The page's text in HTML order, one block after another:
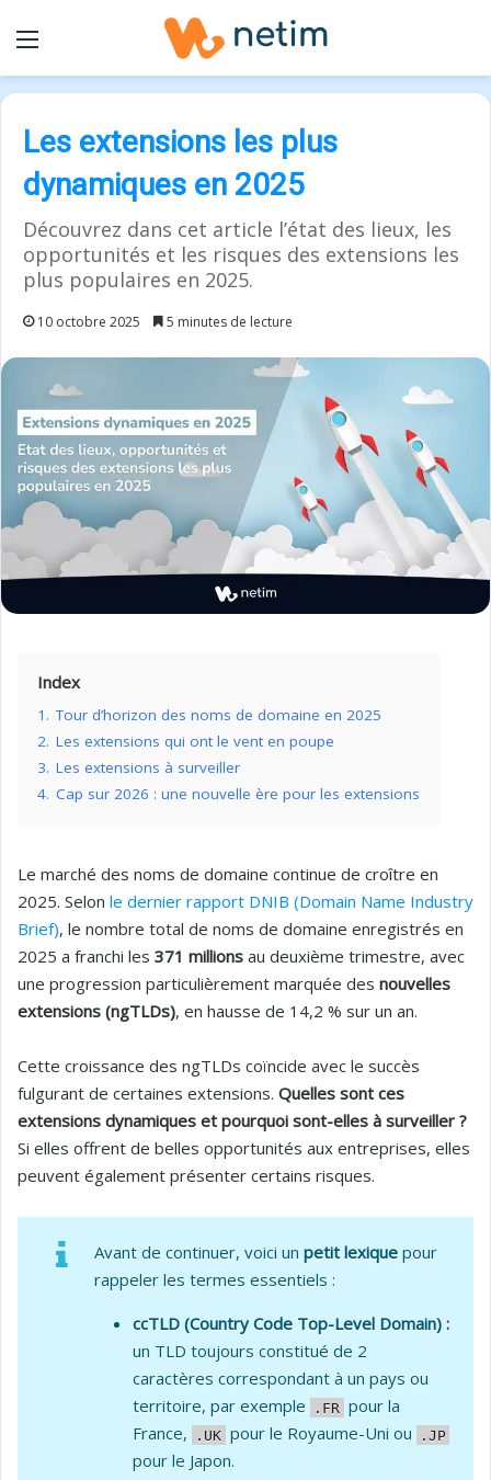
Menu
Les extensions les plus
dynamiques en 2025
Découvrez dans cet article l’état des lieux, les
opportunités et les risques des extensions les
plus populaires en 2025.
10 octobre 2025 5 minutes de lecture
Index
1. Tour d’horizon des noms de domaine en 2025
2. Les extensions qui ont le vent en poupe
3. Les extensions à surveiller
4. Cap sur 2026 : une nouvelle ère pour les extensions
Le marché des noms de domaine continue de croître en
2025. Selon le dernier rapport DNIB (Domain Name Industry
Brief), le nombre total de noms de domaine enregistrés en
2025 a franchi les 371 millions au deuxième trimestre, avec
une progression particulièrement marquée des nouvelles
extensions (ngTLDs), en hausse de 14,2 % sur un an.
Cette croissance des ngTLDs coïncide avec le succès
fulgurant de certaines extensions. Quelles sont ces
extensions dynamiques et pourquoi sont-elles à surveiller ?
Si elles offrent de belles opportunités aux entreprises, elles
peuvent également présenter certains risques.
Avant de continuer, voici un petit lexique pour
rappeler les termes essentiels :
ccTLD (Country Code Top-Level Domain) :
un TLD toujours constitué de 2
caractères correspondant à un pays ou
territoire, par exemple
.FR pour la
France,
.UK pour le Royaume-Uni ou .JP
pour le Japon.